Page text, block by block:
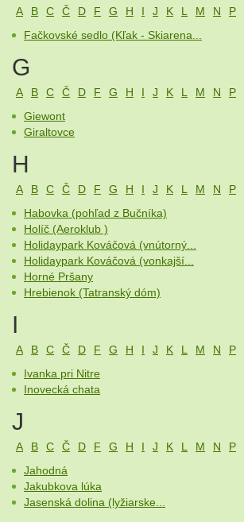
A B C Č D F G H I J K L M N P
Fačkovské sedlo (Kľak - Skiarena...
G
A B C Č D F G H I J K L M N P
Giewont
Giraltovce
H
A B C Č D F G H I J K L M N P
Habovka (pohľad z Bučníka)
Holíč (Aeroklub )
Holidaypark Kováčová (vnútorný...
Holidaypark Kováčová (vonkajší...
Horné Pršany
Hrebienok (Tatranský dóm)
I
A B C Č D F G H I J K L M N P
Ivanka pri Nitre
Inovecká chata
J
A B C Č D F G H I J K L M N P
Jahodná
Jakubkova lúka
Jasenská dolina (lyžiarske...